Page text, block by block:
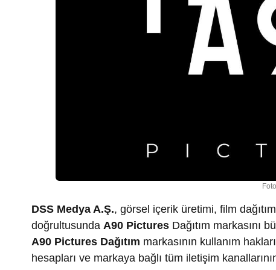
DSS Medya A.Ş., görsel içerik üretimi, film
doğrultusunda A90 Pictures Dağıtım markasını
A90 Pictures Dağıtım markasının kullanım
hesapları ve markaya bağlı tüm iletişim